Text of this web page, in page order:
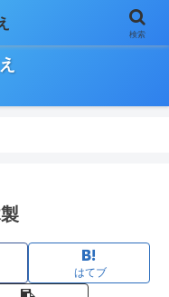
～く気長に書いていきます！
はてブ
検索